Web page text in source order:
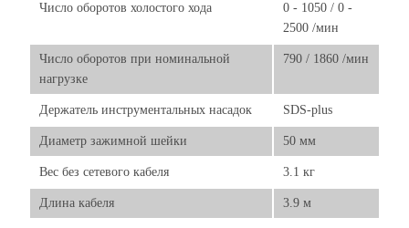
Число оборотов холостого хода
0 - 1050 / 0 -
2500 /мин
Число оборотов при номинальной
нагрузке
790 / 1860 /мин
Держатель инструментальных насадок SDS-plus
Диаметр зажимной шейки 50 мм
Вес без сетевого кабеля 3.1 кг
Длина кабеля 3.9 м